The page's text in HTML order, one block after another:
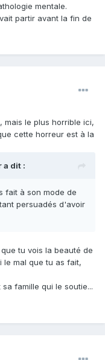
mentale.
partir avant la fin de
mais le plus horrible ici,
cette horreur est à la
a dit :
fait à son mode de
persuadés d'avoir
tu vois la beauté de
mal que tu as fait,
famille qui le soutie...